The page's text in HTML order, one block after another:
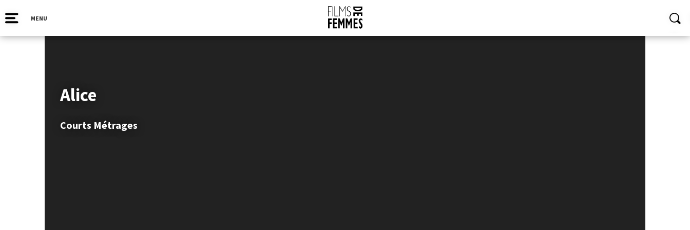
MENU
Alice
Courts Métrages